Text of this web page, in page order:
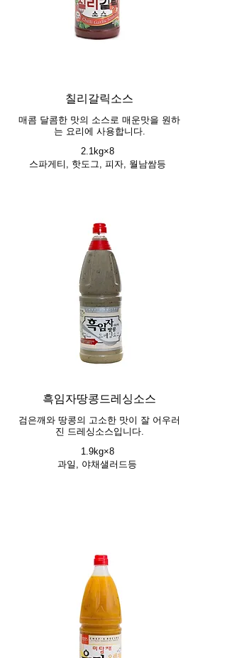
칠리갈릭소스
매콤 달콤한 맛의 소스로 매운맛을 원하
는 요리에 사용합니다.
2.1kg×8
스파게티, 핫도그, 피자, 월남쌈등
흑임자땅콩드레싱소스
검은깨와 땅콩의 고소한 맛이 잘 어우러
진 드레싱소스입니다.
1.9kg×8
과일, 야채샐러드등